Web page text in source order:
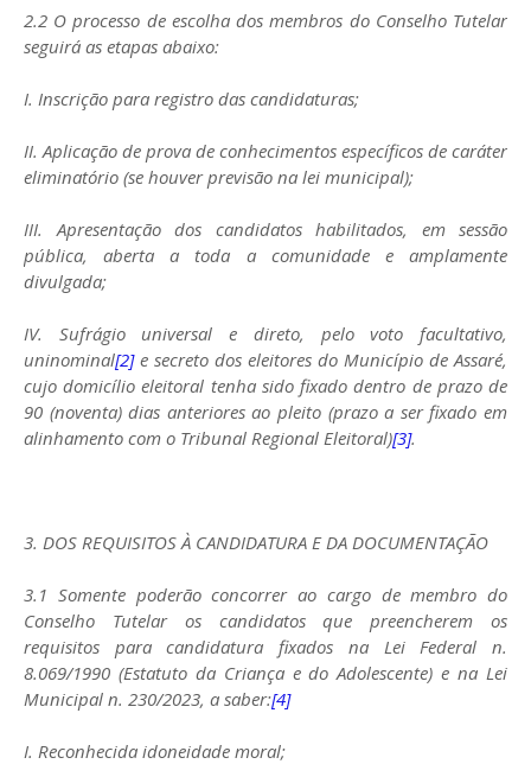
2.2 O processo de escolha dos membros do Conselho Tutelar
seguirá as etapas abaixo:
I. Inscrição para registro das candidaturas;
II. Aplicação de prova de conhecimentos específicos de caráter
eliminatório (se houver previsão na lei municipal);
III. Apresentação dos candidatos habilitados, em sessão
pública, aberta a toda a comunidade e amplamente
divulgada;
IV. Sufrágio universal e direto, pelo voto facultativo,
uninominal[2]e secreto dos eleitores do Município de Assaré,
cujo domicílio eleitoral tenha sido fixado dentro de prazo de
90 (noventa) dias anteriores ao pleito (prazo a ser fixado em
alinhamento com o Tribunal Regional Eleitoral)[3].
3. DOS REQUISITOS À CANDIDATURA E DA DOCUMENTAÇÃO
3.1 Somente poderão concorrer ao cargo de membro do
Conselho Tutelar os candidatos que preencherem os
requisitos para candidatura fixados na Lei Federal n.
8.069/1990 (Estatuto da Criança e do Adolescente) e na Lei
Municipal n. 230/2023, a saber:[4]
I. Reconhecida idoneidade moral;